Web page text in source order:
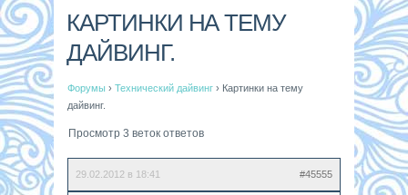
КАРТИНКИ НА ТЕМУ
ДАЙВИНГ.
Форумы › Технический дайвинг › Картинки на тему
дайвинг.
Просмотр 3 веток ответов
29.02.2012 в 18:41 #45555